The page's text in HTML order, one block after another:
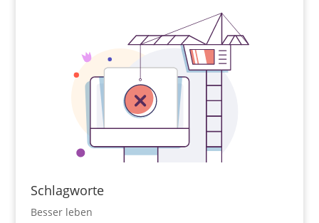
Schlagworte
Besser leben